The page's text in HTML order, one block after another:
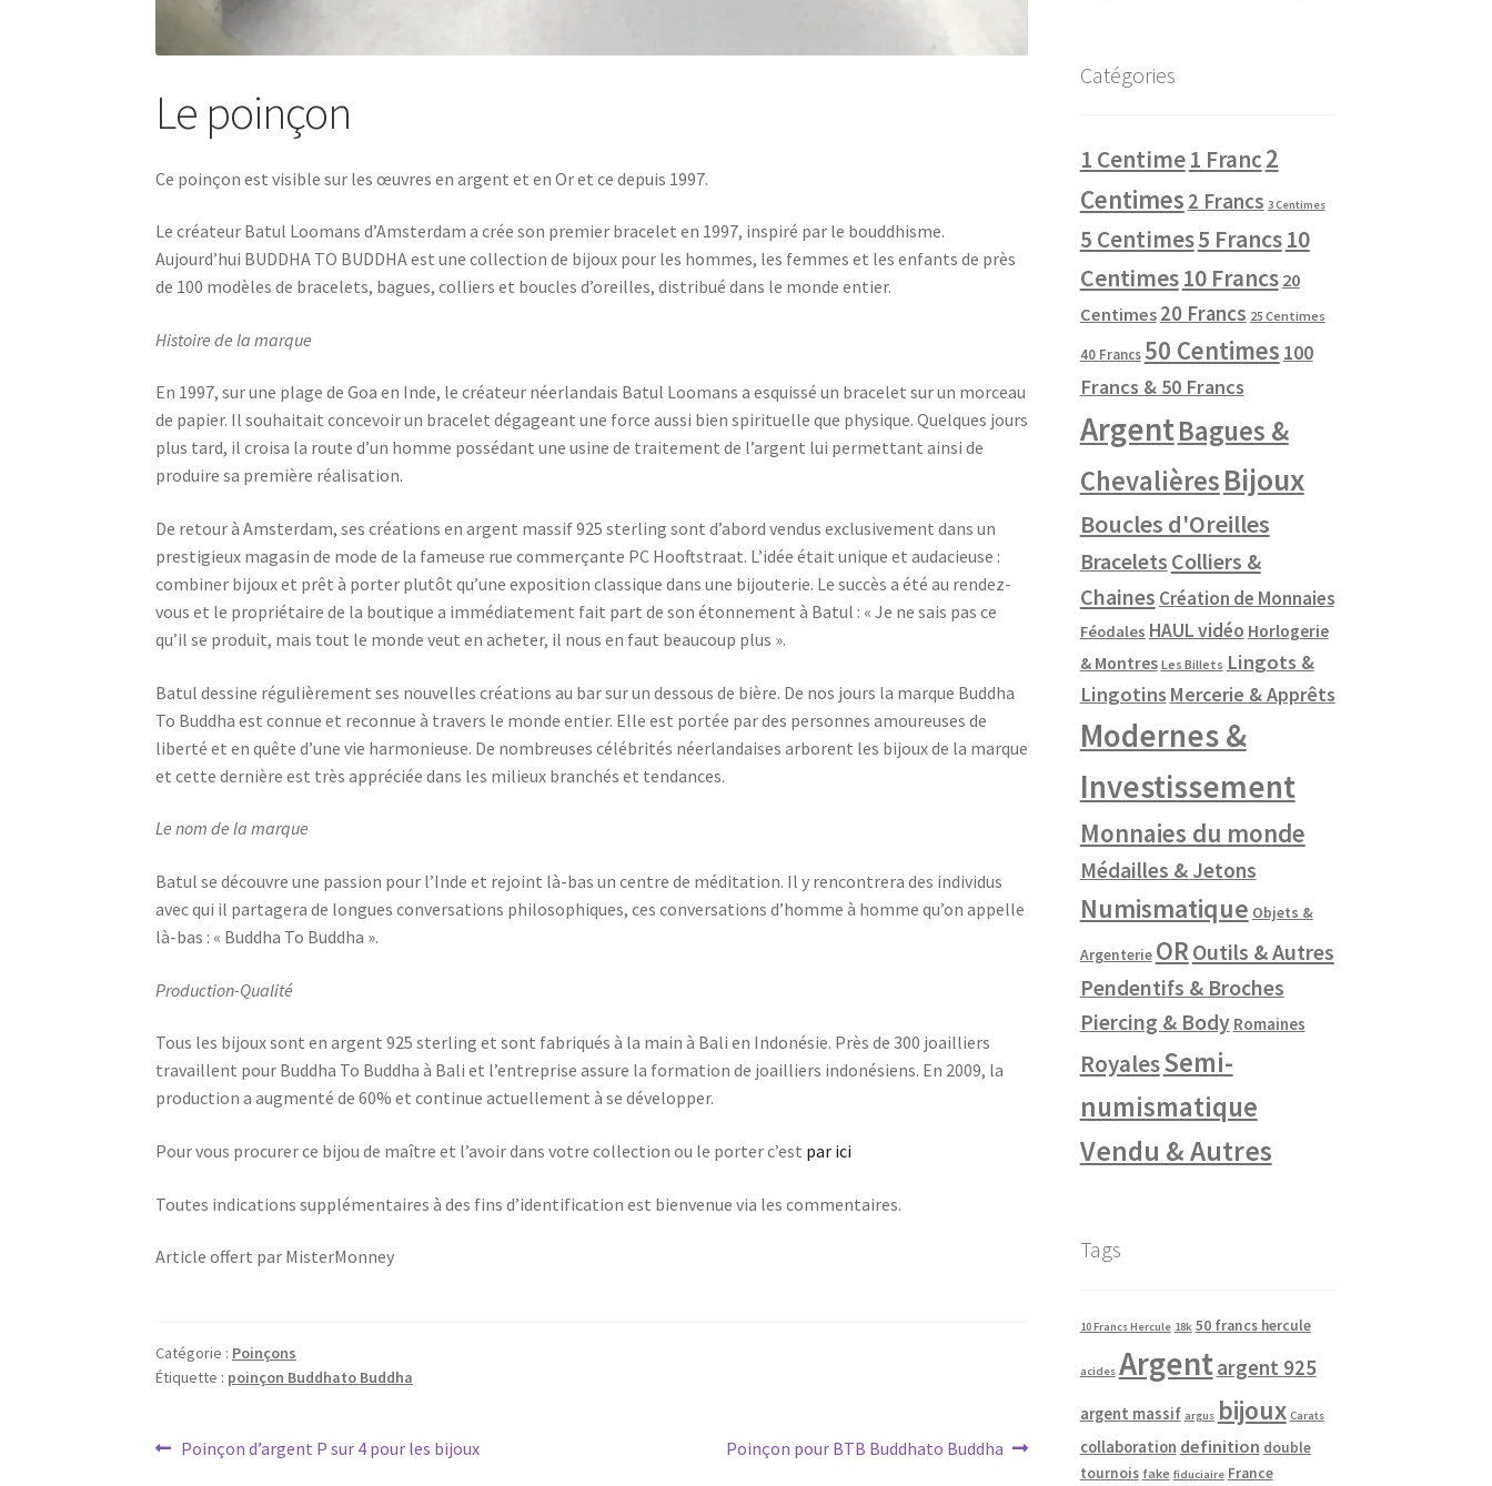
Le poinçon
Ce poinçon est visible sur les œuvres en argent et en Or et ce depuis 1997.
Le créateur Batul Loomans d’Amsterdam a crée son premier bracelet en 1997, inspiré par le bouddhisme.
Aujourd’hui BUDDHA TO BUDDHA est une collection de bijoux pour les hommes, les femmes et les enfants de près
de 100 modèles de bracelets, bagues, colliers et boucles d’oreilles, distribué dans le monde entier.
Histoire de la marque
En 1997, sur une plage de Goa en Inde, le créateur néerlandais Batul Loomans a esquissé un bracelet sur un morceau
de papier. Il souhaitait concevoir un bracelet dégageant une force aussi bien spirituelle que physique. Quelques jours
plus tard, il croisa la route d’un homme possédant une usine de traitement de l’argent lui permettant ainsi de
produire sa première réalisation.
De retour à Amsterdam, ses créations en argent massif 925 sterling sont d’abord vendus exclusivement dans un
prestigieux magasin de mode de la fameuse rue commerçante PC Hooftstraat. L’idée était unique et audacieuse :
combiner bijoux et prêt à porter plutôt qu’une exposition classique dans une bijouterie. Le succès a été au rendez-
vous et le propriétaire de la boutique a immédiatement fait part de son étonnement à Batul : « Je ne sais pas ce
qu’il se produit, mais tout le monde veut en acheter, il nous en faut beaucoup plus ».
Batul dessine régulièrement ses nouvelles créations au bar sur un dessous de bière. De nos jours la marque Buddha
To Buddha est connue et reconnue à travers le monde entier. Elle est portée par des personnes amoureuses de
liberté et en quête d’une vie harmonieuse. De nombreuses célébrités néerlandaises arborent les bijoux de la marque
et cette dernière est très appréciée dans les milieux branchés et tendances.
Le nom de la marque
Batul se découvre une passion pour l’Inde et rejoint là-bas un centre de méditation. Il y rencontrera des individus
avec qui il partagera de longues conversations philosophiques, ces conversations d’homme à homme qu’on appelle
là-bas : « Buddha To Buddha ».
Production-Qualité
Tous les bijoux sont en argent 925 sterling et sont fabriqués à la main à Bali en Indonésie. Près de 300 joailliers
travaillent pour Buddha To Buddha à Bali et l’entreprise assure la formation de joailliers indonésiens. En 2009, la
production a augmenté de 60% et continue actuellement à se développer.
Pour vous procurer ce bijou de maître et l’avoir dans votre collection ou le porter c’est par ici
Toutes indications supplémentaires à des fins d’identification est bienvenue via les commentaires.
Article offert par MisterMonney
Catégorie : Poinçons
Étiquette : poinçon Buddhato Buddha
Poinçon d’argent P sur 4 pour les bijoux Poinçon pour BTB Buddhato Buddha
Catégories
1 Centime1 Franc2
Centimes 2 Francs 3 Centimes
5 Centimes5 Francs10
Centimes10 Francs 20
Centimes 20 Francs 25 Centimes
40 Francs 50 Centimes 100
Francs & 50 Francs
ArgentBagues &
ChevalièresBijoux
Boucles d'Oreilles
Bracelets Colliers &
Chaines Création de Monnaies
Féodales HAUL vidéo Horlogerie
& Montres Les Billets Lingots &
Lingotins Mercerie & Apprêts
Modernes &
Investissement
Monnaies du monde
Médailles & Jetons
Numismatique Objets &
Argenterie OR Outils & Autres
Pendentifs & Broches
Piercing & Body Romaines
RoyalesSemi-
numismatique
Vendu & Autres
Tags
10 Francs Hercule 18k 50 francs hercule
acides Argentargent 925
argent massif argus bijoux Carats
collaboration definition double
tournois fake fiduciaire France